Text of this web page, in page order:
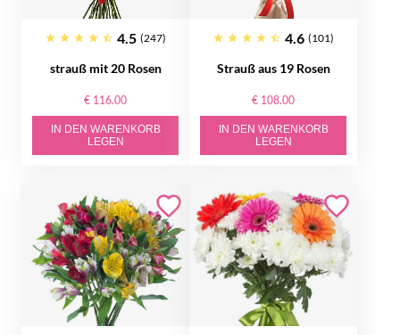
4.5 (247)
strauß mit 20 Rosen
€ 116.00
IN DEN WARENKORB
LEGEN
4.6 (101)
Strauß aus 19 Rosen
€ 108.00
IN DEN WARENKORB
LEGEN